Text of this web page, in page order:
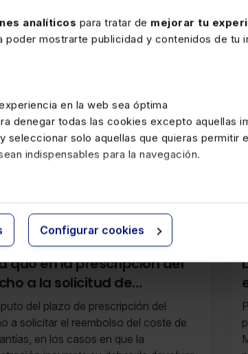
analíticos para tratar de mejorar tu
poder mostrarte publicidad y contenidos de tu
en la web sea óptima
denegar todas las cookies excepto aquellas
seleccionar solo aquellas que quieras permitir
indispensables para la navegación.
Configurar cookies
2025
quo en la prescripción del
a la solicitud de
del coste de las
del plazo de prescripción del
a solicitar el reembolso del coste de
en los casos en que la